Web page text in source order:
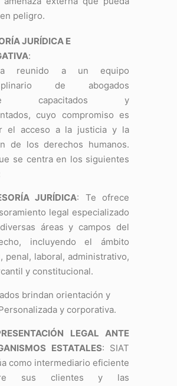
peligro.
JURÍDICA E
:
reunido a un equipo
de abogados
capacitados y
cuyo compromiso es
el acceso a la justicia y la
de los derechos humanos.
se centra en los siguientes
JURÍDICA: Te ofrece
legal especializado
áreas y campos del
incluyendo el ámbito
penal, laboral, administrativo,
y constitucional.
brindan orientación y
y corporativa.
LEGAL ANTE
ESTATALES: SIAT
como intermediario eficiente
sus clientes y las